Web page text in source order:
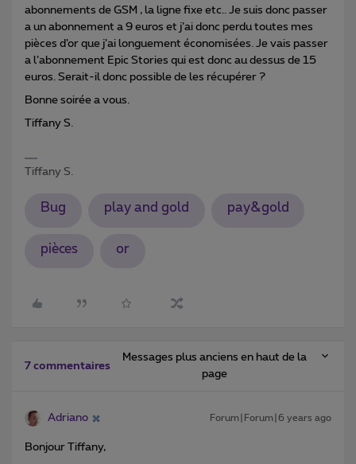
abonnements de GSM , la ligne fixe etc.. Je suis donc passer
a un abonnement a 9 euros et j’ai donc perdu toutes mes
pièces d’or que j’ai longuement économisées. Je vais passer
a l’abonnement Epic Stories qui est donc au dessus de 15
euros. Serait-il donc possible de les récupérer ?
Bonne soirée a vous.
Tiffany S.
Tiffany S.
Bug play and gold pay&gold
pièces or
7 commentaires
Messages plus anciens en haut de la
page
Adriano Forum|Forum|6 years ago
Bonjour Tiffany,